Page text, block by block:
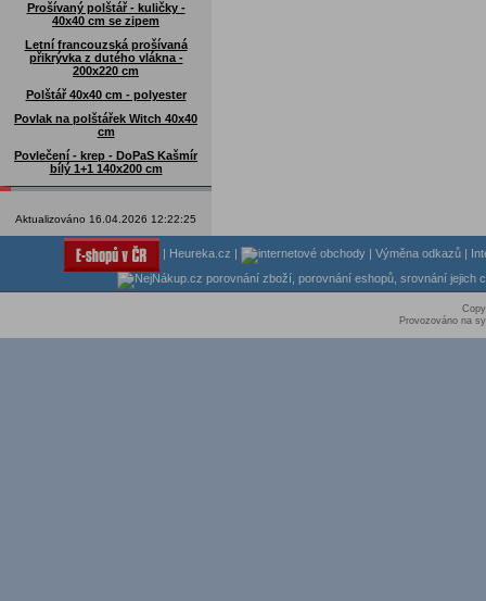
Prošívaný polštář - kuličky -
40x40 cm se zipem
Letní francouzská prošívaná
přikrývka z dutého vlákna -
200x220 cm
Polštář 40x40 cm - polyester
Povlak na polštářek Witch 40x40
cm
Povlečení - krep - DoPaS Kašmír
bílý 1+1 140x200 cm
Aktualizováno 16.04.2026 12:22:25
Heureka.cz Výměna odkazů
Provozováno na